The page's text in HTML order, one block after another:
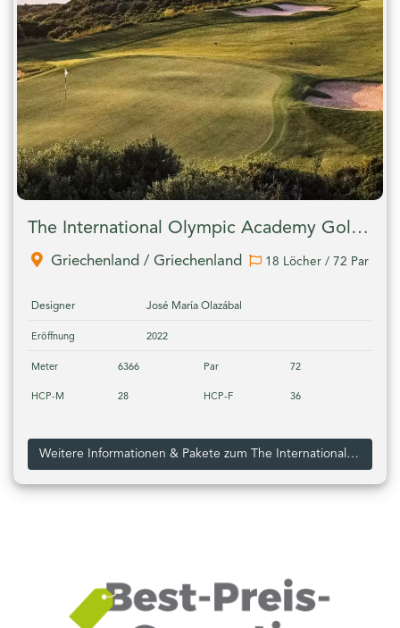
The International Olympic Academy Golf Course, Costa Navarino
Griechenland / Griechenland 18 Löcher / 72 Par
Designer José Marίa Olazábal
Eröffnung 2022
Meter 6366 Par 72
HCP-M 28 HCP-F 36
Weitere Informationen & Pakete zum The International Olympic Academy Golf Course, Costa Navarino